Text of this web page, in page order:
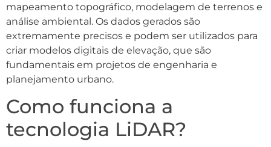
mapeamento topográfico, modelagem de terrenos e
análise ambiental. Os dados gerados são
extremamente precisos e podem ser utilizados para
criar modelos digitais de elevação, que são
fundamentais em projetos de engenharia e
planejamento urbano.
Como funciona a
tecnologia LiDAR?